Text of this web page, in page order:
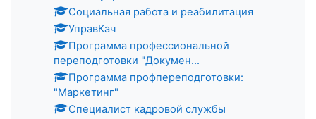
Социальная работа и реабилитация
УправКач
Программа профессиональной
переподготовки "Докумен...
Программа профпереподготовки:
"Маркетинг"
Специалист кадровой службы